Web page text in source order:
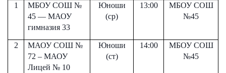
1
МБОУ СОШ №
45 — МАОУ
гимназия 33
Юноши
(ср)
13:00
МБОУ СОШ
№45
2
МАОУ СОШ №
72 – МАОУ
Лицей № 10
Юноши
(ст)
14:00
МБОУ СОШ
№45